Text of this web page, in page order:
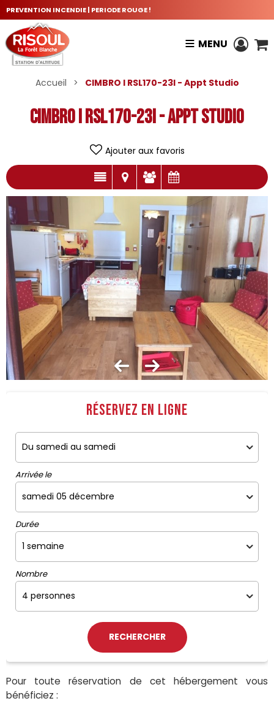
PREVENTION INCENDIE | PERIODE ROUGE !
MENU
Accueil > CIMBRO I RSL170-23I - Appt Studio
CIMBRO I RSL170-23I - Appt Studio
Ajouter aux favoris
Réservez en ligne
Arrivée le
Durée
Nombre
Pour toute réservation de cet hébergement vous
bénéficiez :